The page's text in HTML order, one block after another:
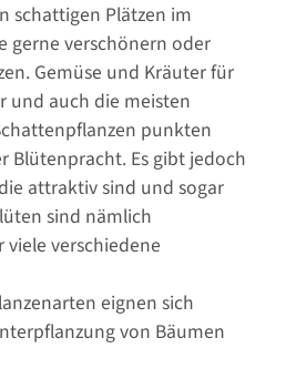
schattigen Plätzen im
gerne verschönern oder
Gemüse und Kräuter für
und auch die meisten
punkten
Blütenpracht. Es gibt jedoch
attraktiv sind und sogar
sind nämlich
verschiedene
eignen sich
von Bäumen